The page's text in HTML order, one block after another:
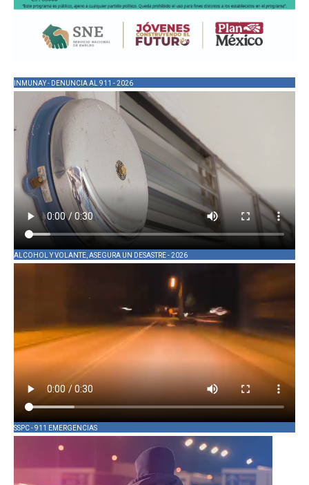
INMUNAY - DENUNCIA AL 911 - 2026
ALCOHOL Y VOLANTE, ASEGURA UN DESASTRE - 2026
SSPC - 911 EMERGENCIAS